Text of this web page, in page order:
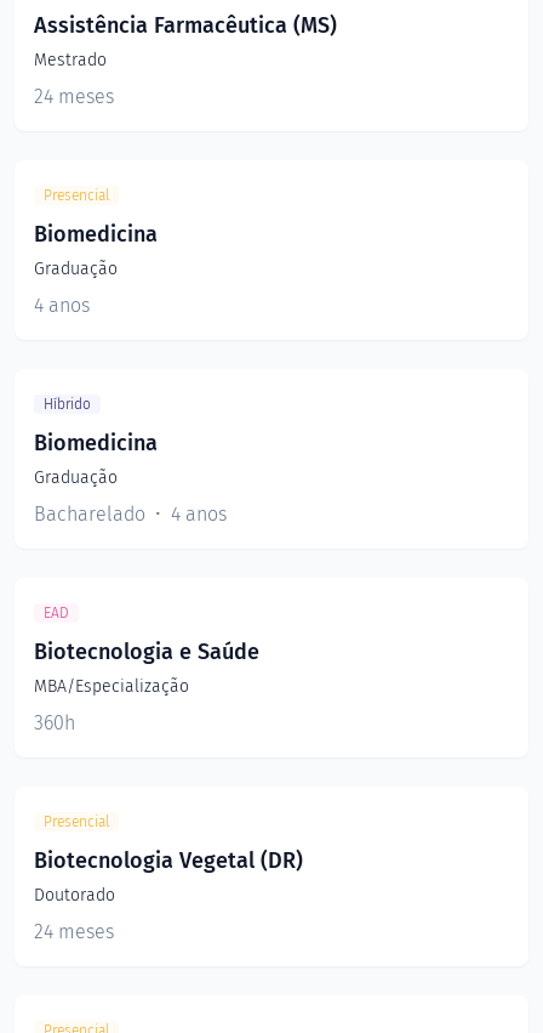
Assistência Farmacêutica (MS)
Mestrado
24 meses
Presencial
Biomedicina
Graduação
4 anos
Híbrido
Biomedicina
Graduação
Bacharelado 4 anos
EAD
Biotecnologia e Saúde
MBA/Especialização
360h
Presencial
Biotecnologia Vegetal (DR)
Doutorado
24 meses